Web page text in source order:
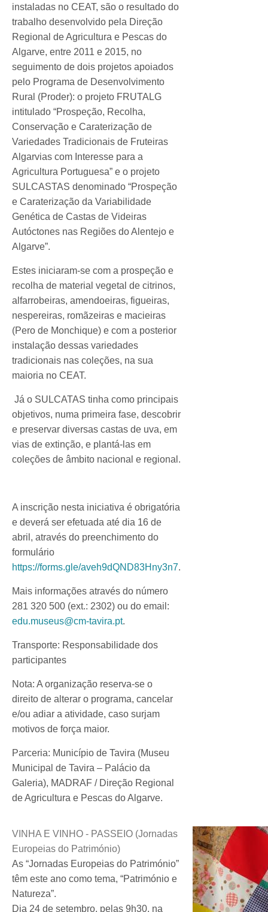
instaladas no CEAT, são o resultado do
trabalho desenvolvido pela Direção
Regional de Agricultura e Pescas do
Algarve, entre 2011 e 2015, no
seguimento de dois projetos apoiados
pelo Programa de Desenvolvimento
Rural (Proder): o projeto FRUTALG
intitulado “Prospeção, Recolha,
Conservação e Caraterização de
Variedades Tradicionais de Fruteiras
Algarvias com Interesse para a
Agricultura Portuguesa” e o projeto
SULCASTAS denominado “Prospeção
e Caraterização da Variabilidade
Genética de Castas de Videiras
Autóctones nas Regiões do Alentejo e
Algarve”.
Estes iniciaram-se com a prospeção e
recolha de material vegetal de citrinos,
alfarrobeiras, amendoeiras, figueiras,
nespereiras, romãzeiras e macieiras
(Pero de Monchique) e com a posterior
instalação dessas variedades
tradicionais nas coleções, na sua
maioria no CEAT.
Já o SULCATAS tinha como principais
objetivos, numa primeira fase, descobrir
e preservar diversas castas de uva, em
vias de extinção, e plantá-las em
coleções de âmbito nacional e regional.
A inscrição nesta iniciativa é obrigatória
e deverá ser efetuada até dia 16 de
abril, através do preenchimento do
formulário
https://forms.gle/aveh9dQND83Hny3n7.
Mais informações através do número
281 320 500 (ext.: 2302) ou do email:
edu.museus@cm-tavira.pt.
Transporte: Responsabilidade dos
participantes
Nota: A organização reserva-se o
direito de alterar o programa, cancelar
e/ou adiar a atividade, caso surjam
motivos de força maior.
Parceria: Município de Tavira (Museu
Municipal de Tavira – Palácio da
Galeria), MADRAF / Direção Regional
de Agricultura e Pescas do Algarve.
VINHA E VINHO - PASSEIO (Jornadas
Europeias do Património)
As “Jornadas Europeias do Património”
têm este ano como tema, “Património e
Natureza”.
Dia 24 de setembro, pelas 9h30, na